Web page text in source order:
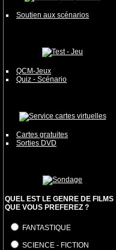
Soutien aux scénarios
QCM-Jeux
Quiz - Scénario
Cartes gratuites
Sorties DVD
QUEL EST LE GENRE DE FILMS
QUE VOUS PREFEREZ ?
FANTASTIQUE
SCIENCE - FICTION